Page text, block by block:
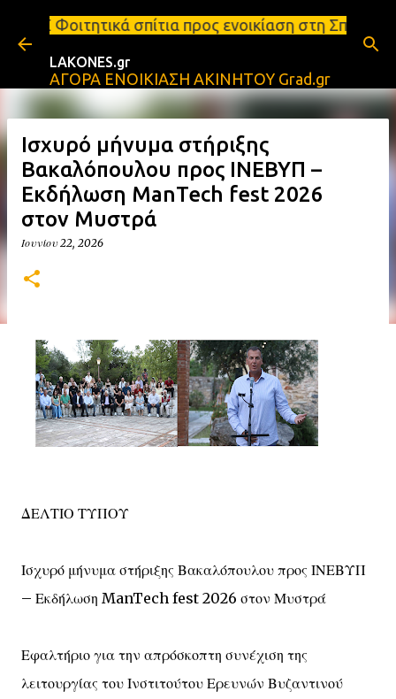
Μετάβαση στο κύριο περιεχόμενο
προς ενοικίαση στη Σπάρτη Ενοικιάσεις
LAKONES.gr
ΑΓΟΡΑ ΕΝΟΙΚΙΑΣΗ ΑΚΙΝΗΤΟΥ Grad.gr
Ισχυρό μήνυμα στήριξης
Βακαλόπουλου προς ΙΝΕΒΥΠ –
Εκδήλωση ManTech fest 2026
στον Μυστρά
Ιουνίου 22, 2026
ΔΕΛΤΙΟ ΤΥΠΟΥ
Ισχυρό μήνυμα στήριξης Βακαλόπουλου προς ΙΝΕΒΥΠ
– Εκδήλωση ManTech fest 2026 στον Μυστρά
Εφαλτήριο για την απρόσκοπτη συνέχιση της
λειτουργίας του Ινστιτούτου Ερευνών Βυζαντινού